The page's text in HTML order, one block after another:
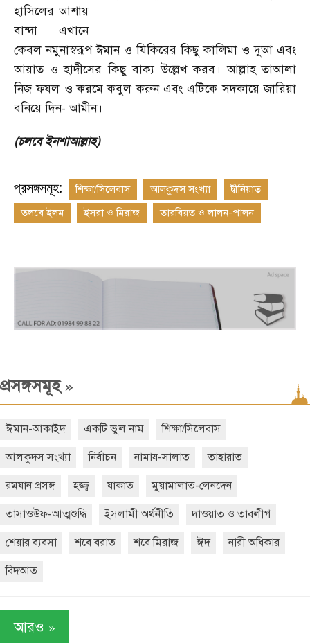
হাসিলের আশায়
বান্দা এখানে
কেবল নমুনাস্বরূপ ঈমান ও যিকিরের কিছু কালিমা ও দুআ এবং
আয়াত ও হাদীসের কিছু বাক্য উল্লেখ করব। আল্লাহ তাআলা
নিজ ফযল ও করমে কবুল করুন এবং এটিকে সদকায়ে জারিয়া
বনিয়ে দিন-আমীন।
(চলবে ইনশাআল্লাহ)
প্রসঙ্গসমূহ: শিক্ষা/সিলেবাস আলকুদস সংখ্যা
দ্বীনিয়াত
তলবে ইলম
ইসরা ও মিরাজ তারবিয়ত ও লালন-পালন
প্রসঙ্গসমূহ»
ঈমান-আকাইদ একটি ভুল নাম শিক্ষা/সিলেবাস
আলকুদস সংখ্যা নির্বাচন নামায-সালাত তাহারাত
রমযান প্রসঙ্গ হজ্জ্ব যাকাত মুয়ামালাত-লেনদেন
তাসাওউফ-আত্মশুদ্ধি ইসলামী অর্থনীতি দাওয়াত ও তাবলীগ
শেয়ার ব্যবসা শবে বরাত শবে মিরাজ ঈদ নারী অধিকার
বিদআত
আরও »